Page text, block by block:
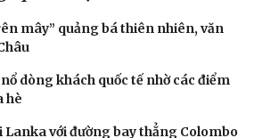
mây” quảng bá thiên nhiên, văn
dòng khách quốc tế nhờ các điểm
hè
Lanka với đường bay thẳng Colombo